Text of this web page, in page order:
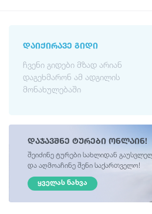
ᲓᲐᲘᲥᲘᲠᲐᲕᲔ ᲒᲘᲓᲘ
ჩვენი გიდები მზად არიან
დაგეხმარონ ამ ადგილის
მონახულებაში
დაჯავშნე ტურები ონლაინ!
შეიძინე ტურები სახლიდან
და აღმოაჩინე შენი საქართველო!
ᲧᲕᲔᲚᲐᲡ ᲜᲐᲮᲕᲐ